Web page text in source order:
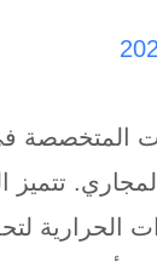
المتخصصة
تتميز
الحرارية